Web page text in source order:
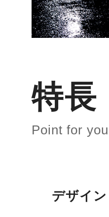
特長
Point for you
デザイン